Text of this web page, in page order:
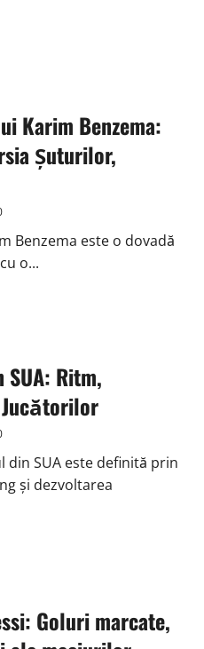
Karim Benzema:
Șuturilor,
Benzema este o dovadă
o...
Ritm,
Jucătorilor
SUA este definită prin
și dezvoltarea
Goluri marcate,